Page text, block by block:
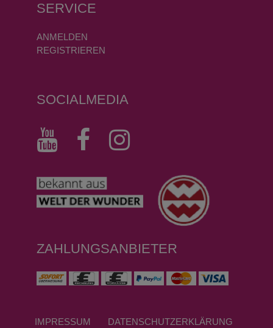
SERVICE
ANMELDEN
REGISTRIEREN
SOCIALMEDIA
ZAHLUNGSANBIETER
IMPRESSUM DATEN­SCHUTZ­ERKLÄRUNG